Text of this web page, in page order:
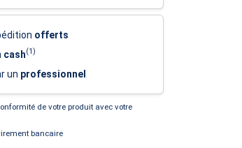
offerts
cash(1)
un professionnel
de votre produit avec votre
bancaire